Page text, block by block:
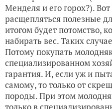
Менделя и его горох?).
расщепляться полезные
итогом будет потомство,
набирать вес. Таких
Потому покупать
специализированном
гарантия. И, если уж и
самому, то только от
породы. При этом